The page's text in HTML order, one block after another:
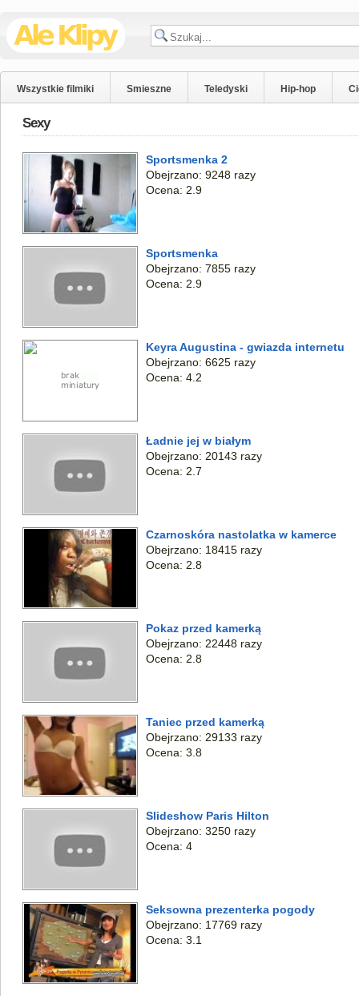
Wszystkie filmiki Smieszne Teledyski Hip-hop
Sexy
Sportsmenka 2
Obejrzano: 9248 razy
Ocena: 2.9
Sportsmenka
Obejrzano: 7855 razy
Ocena: 2.9
Keyra Augustina - gwiazda internetu
Obejrzano: 6625 razy
Ocena: 4.2
Ładnie jej w białym
Obejrzano: 20143 razy
Ocena: 2.7
Czarnoskóra nastolatka w kamerce
Obejrzano: 18415 razy
Ocena: 2.8
Pokaz przed kamerką
Obejrzano: 22448 razy
Ocena: 2.8
Taniec przed kamerką
Obejrzano: 29133 razy
Ocena: 3.8
Slideshow Paris Hilton
Obejrzano: 3250 razy
Ocena: 4
Seksowna prezenterka pogody
Obejrzano: 17769 razy
Ocena: 3.1